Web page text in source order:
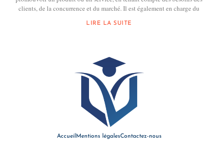
clients, de la concurrence et du marché. Il est également en charge du
LIRE LA SUITE
Accueil Mentions légalesContactez-nous